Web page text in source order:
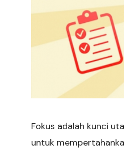
Fokus adalah kunci
untuk